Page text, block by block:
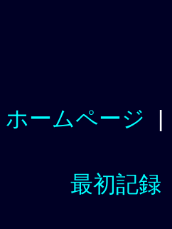
ホームページ |
最初記録